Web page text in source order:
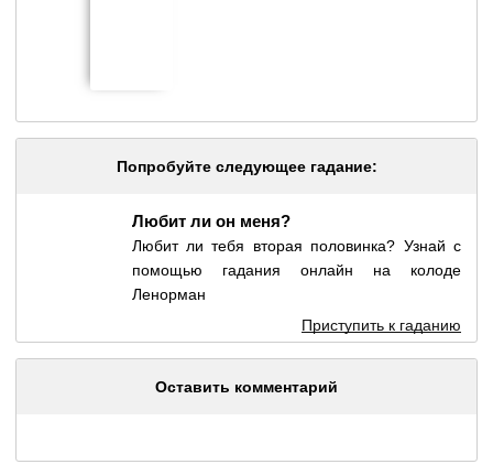
Попробуйте следующее гадание:
Любит ли он меня?
Любит ли тебя вторая половинка? Узнай с
помощью гадания онлайн на колоде
Ленорман
Приступить к гаданию
Оставить комментарий